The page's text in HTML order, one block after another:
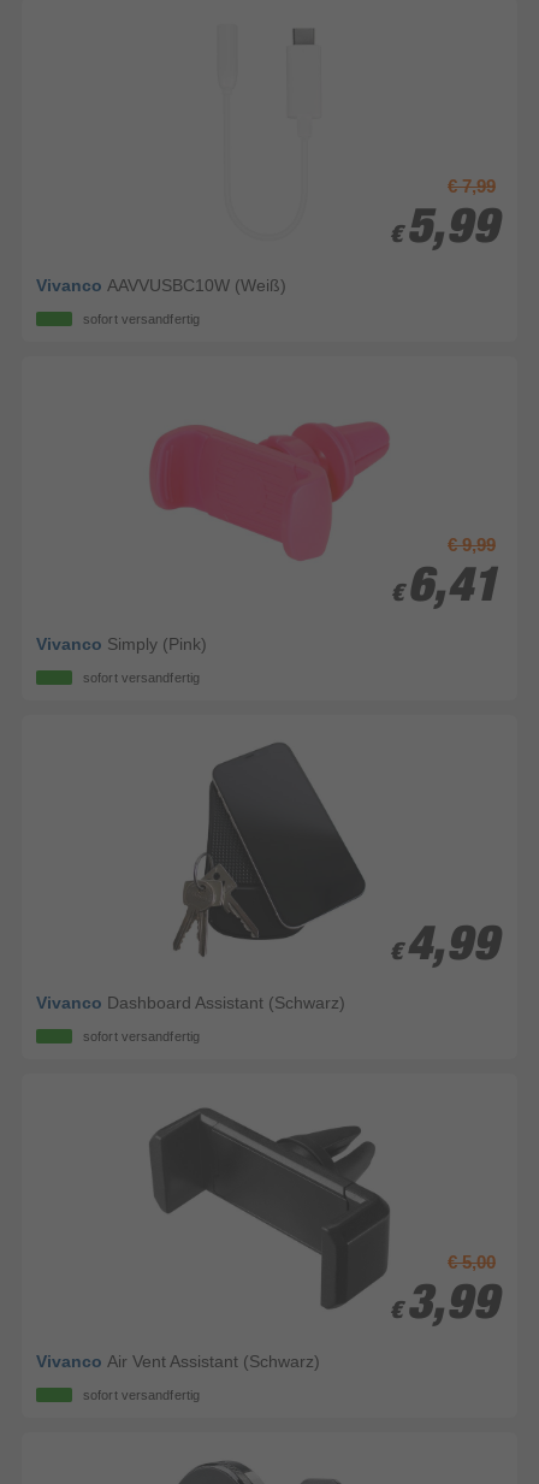
€ 7,99
€ 5,99
€ 5,99
Vivanco AAVVUSBC10W (Weiß)
sofort versandfertig
€ 9,99
€ 6,41
€ 6,41
Vivanco Simply (Pink)
sofort versandfertig
€ 4,99
€ 4,99
Vivanco Dashboard Assistant (Schwarz)
sofort versandfertig
€ 5,00
€ 3,99
€ 3,99
Vivanco Air Vent Assistant (Schwarz)
sofort versandfertig